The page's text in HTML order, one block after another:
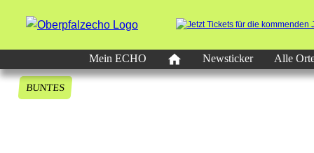
Mein ECHO
Newsticker Alle
BUNTES